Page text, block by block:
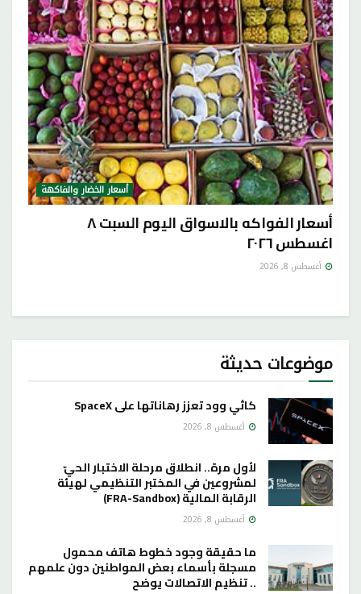
أسعار الخضار والفاكهة
أسعار الفواكه بالاسواق اليوم السبت ٨
اغسطس ٢٠٢٦
أغسطس 8, 2026
موضوعات حديثة
كاثي وود تعزز رهاناتها على SpaceX
أغسطس 8, 2026
لأول مرة.. انطلاق مرحلة الاختبار الحيّ
لمشروعين في المختبر التنظيمي لهيئة
الرقابة المالية (FRA-Sandbox)
أغسطس 8, 2026
ما حقيقة وجود خطوط هاتف محمول
مسجلة بأسماء بعض المواطنين دون علمهم
.. تنظيم الاتصالات يوضح